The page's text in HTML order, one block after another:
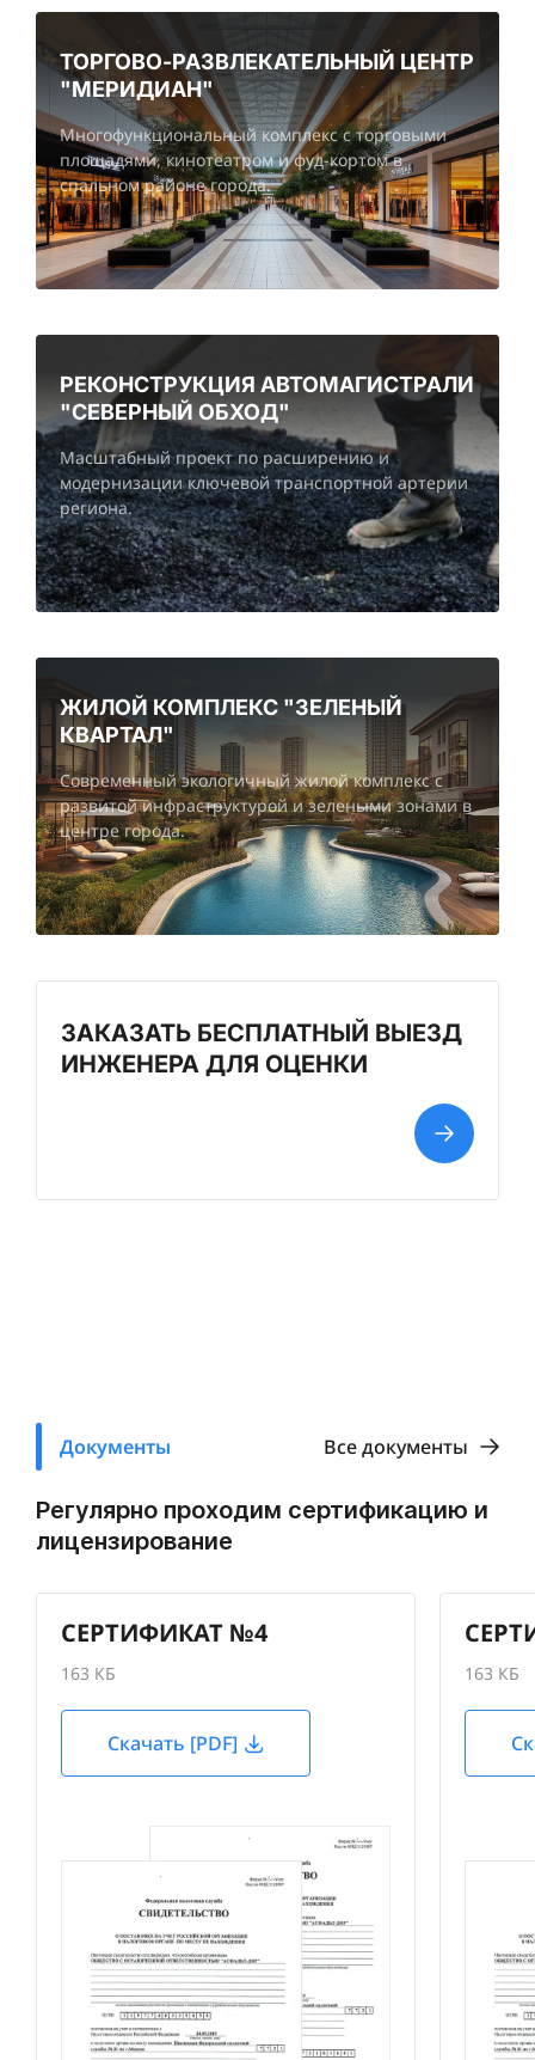
ТОРГОВО-РАЗВЛЕКАТЕЛЬНЫЙ ЦЕНТР
"МЕРИДИАН"
Многофункциональный комплекс с торговыми
площадями, кинотеатром и фуд-кортом в
спальном районе города.
РЕКОНСТРУКЦИЯ АВТОМАГИСТРАЛИ
"СЕВЕРНЫЙ ОБХОД"
Масштабный проект по расширению и
модернизации ключевой транспортной артерии
региона.
ЖИЛОЙ КОМПЛЕКС "ЗЕЛЕНЫЙ
КВАРТАЛ"
Современный экологичный жилой комплекс с
развитой инфраструктурой и зелеными зонами в
центре города.
ЗАКАЗАТЬ БЕСПЛАТНЫЙ ВЫЕЗД
ИНЖЕНЕРА ДЛЯ ОЦЕНКИ
Документы Все документы
Регулярно проходим сертификацию и
лицензирование
СЕРТИФИКАТ №4
163 КБ
Скачать [PDF]
163 КБ